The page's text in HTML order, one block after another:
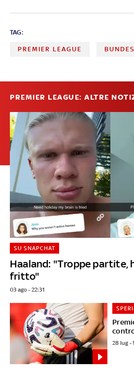
TAG:
PREMIER LEAGUE
PREMIER LEAGUE: ALTRE
Haaland: "Troppe partite,
fritto"
SU SNAPCHAT
03 ago - 22:31
28 lug -